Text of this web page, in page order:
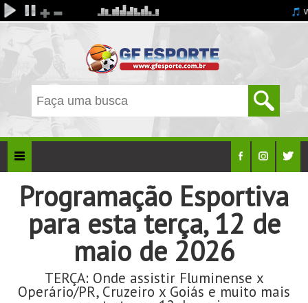
Programação Esportiva
para esta terça, 12 de
maio de 2026
TERÇA: Onde assistir Fluminense x
Operário/PR, Cruzeiro x Goiás e muito mais